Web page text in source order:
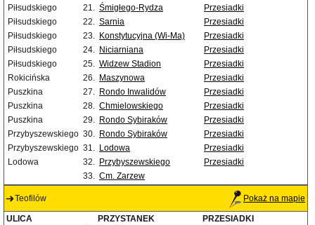
Piłsudskiego
21. Śmigłego-Rydza
Przesiadki
Piłsudskiego
22. Sarnia
Przesiadki
Piłsudskiego
23. Konstytucyjna (Wi-Ma)
Przesiadki
Piłsudskiego
24. Niciarniana
Przesiadki
Piłsudskiego
25. Widzew Stadion
Przesiadki
Rokicińska
26. Maszynowa
Przesiadki
Puszkina
27. Rondo Inwalidów
Przesiadki
Puszkina
28. Chmielowskiego
Przesiadki
Puszkina
29. Rondo Sybiraków
Przesiadki
Przybyszewskiego 30. Rondo Sybiraków
Przesiadki
Przybyszewskiego 31. Lodowa
Przesiadki
Lodowa
32. Przybyszewskiego
Przesiadki
33. Cm. Zarzew
Teofilów Pokaż na mapie
ULICA PRZYSTANEK
PRZESIADKI